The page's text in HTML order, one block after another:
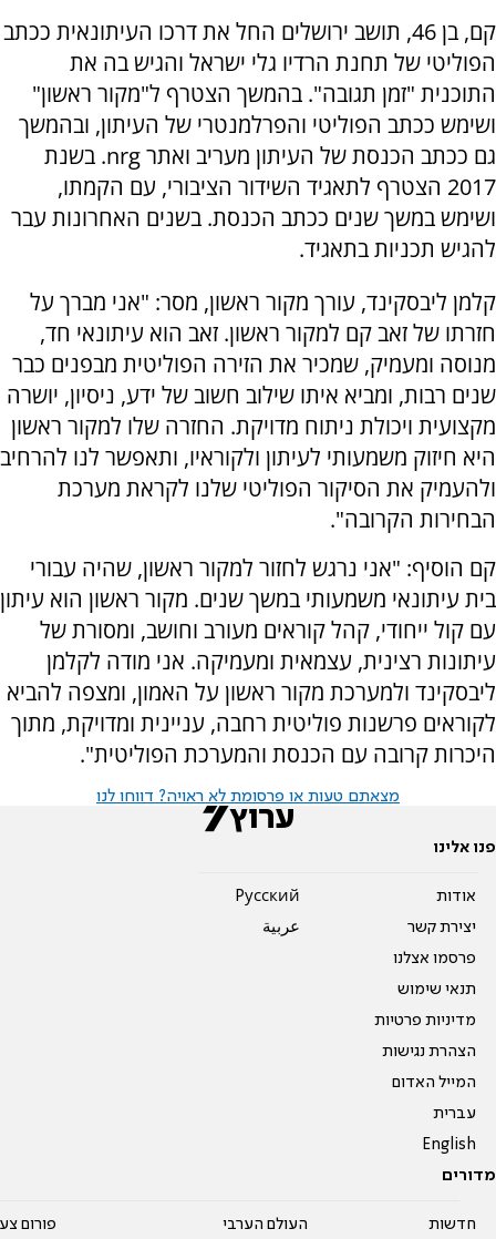
קם, בן 46, תושב ירושלים החל את דרכו העיתונאית ככתב
הפוליטי של תחנת הרדיו גלי ישראל והגיש בה את
התוכנית "זמן תגובה". בהמשך הצטרף ל"מקור ראשון"
ושימש ככתב הפוליטי והפרלמנטרי של העיתון, ובהמשך
גם ככתב הכנסת של העיתון מעריב ואתר nrg. בשנת
2017 הצטרף לתאגיד השידור הציבורי, עם הקמתו,
ושימש במשך שנים ככתב הכנסת. בשנים האחרונות עבר
להגיש תכניות בתאגיד.
קלמן ליבסקינד, עורך מקור ראשון, מסר: "אני מברך על
חזרתו של זאב קם למקור ראשון. זאב הוא עיתונאי חד,
מנוסה ומעמיק, שמכיר את הזירה הפוליטית מבפנים כבר
שנים רבות, ומביא איתו שילוב חשוב של ידע, ניסיון, יושרה
מקצועית ויכולת ניתוח מדויקת. החזרה שלו למקור ראשון
היא חיזוק משמעותי לעיתון ולקוראיו, ותאפשר לנו להרחיב
ולהעמיק את הסיקור הפוליטי שלנו לקראת מערכת
הבחירות הקרובה".
קם הוסיף: "אני נרגש לחזור למקור ראשון, שהיה עבורי
בית עיתונאי משמעותי במשך שנים. מקור ראשון הוא עיתון
עם קול ייחודי, קהל קוראים מעורב וחושב, ומסורת של
עיתונות רצינית, עצמאית ומעמיקה. אני מודה לקלמן
ליבסקינד ולמערכת מקור ראשון על האמון, ומצפה להביא
לקוראים פרשנות פוליטית רחבה, עניינית ומדויקת, מתוך
היכרות קרובה עם הכנסת והמערכת הפוליטית".
מצאתם טעות או פרסומת לא ראויה? דווחו לנו
פנו אלינו
אודות
יצירת קשר
פרסמו אצלנו
תנאי שימוש
מדיניות פרטיות
הצהרת נגישות
המייל האדום
עברית
English
Pусский
عربية
מדורים
חדשות העולם הערבי פורום